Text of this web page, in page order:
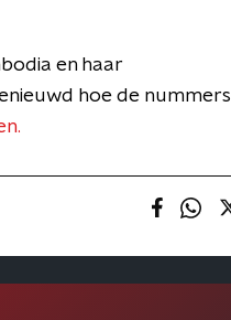
en haar
hoe de nummers